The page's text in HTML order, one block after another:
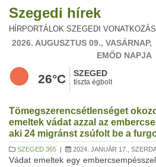
Szegedi hírek
HÍRPORTÁLOK SZEGEDI
2026. AUGUSZTUS 09., VASÁRNAP,
EMŐD NAPJA
26°C SZEGED
tiszta égbolt
Tömegszerencsétlenséget
emeltek vádat azzal az
aki 24 migránst zsúfolt be a
SZEGED 365 | 2024. JANUÁR 17.,
Vádat emeltek egy